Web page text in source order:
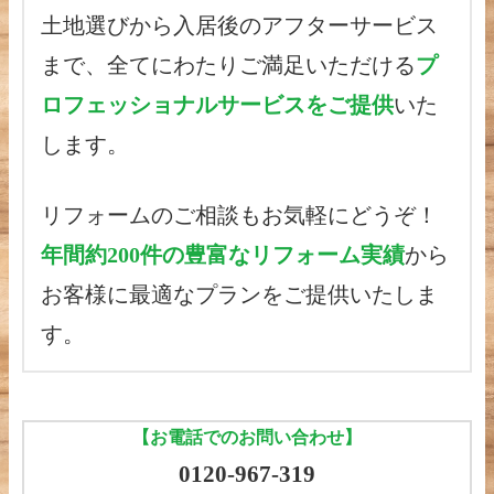
土地選びから入居後のアフターサービス
まで、全てにわたりご満足いただけるプ
ロフェッショナルサービスをご提供いた
します。
リフォームのご相談もお気軽にどうぞ！
年間約200件の豊富なリフォーム実績から
お客様に最適なプランをご提供いたしま
す。
【お電話でのお問い合わせ】
0120-967-319